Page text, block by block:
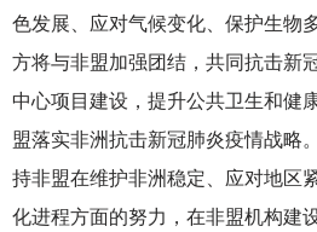
色发展、应对气候变化、保护生物
方将与非盟加强团结，共同抗击新
中心项目建设，提升公共卫生和健
盟落实非洲抗击新冠肺炎疫情战略
持非盟在维护非洲稳定、应对地区
化进程方面的努力，在非盟机构建